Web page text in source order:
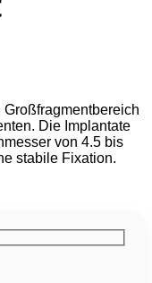
Die Implantate
von 4.5 bis
stabile Fixation.